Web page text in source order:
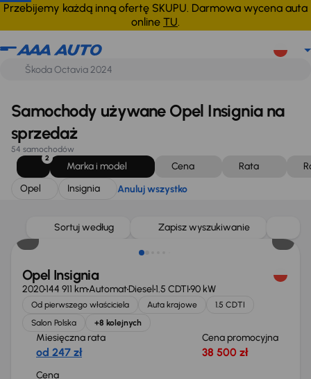
Przebijemy każdą inną ofertę SKUPU. Darmowa wycena auta
online TU.
Opel Insignia Anuluj wszystko
Samochody używane Opel Insignia na
sprzedaż
54 samochodów
2
Marka i model Cena Rata
Opel
Insignia Anuluj wszystko
Sortuj według Zapisz wyszukiwanie
Możliwość odliczenia VAT
Opel Insignia
2020144 911 kmAutomatDiesel1.5 CDTI90 kW
Od pierwszego właściciela Auta krajowe
1.5 CDTI
Salon Polska
+8 kolejnych
Miesięczna rata
od 247 zł
Cena promocyjna
38 500 zł
Cena